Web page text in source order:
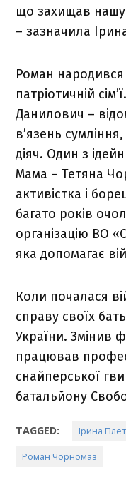
що захищав нашу
– зазначила
Роман народився
патріотичній
Данилович –
в’язень
діяч. Один з
Мама – Тетяна
активістка і
багато років
організацію ВО
яка допомагає
Коли почалася
справу своїх
України. Змінив
працював
снайперської
батальйону
TAGGED: Ірина
Роман Чорномаз